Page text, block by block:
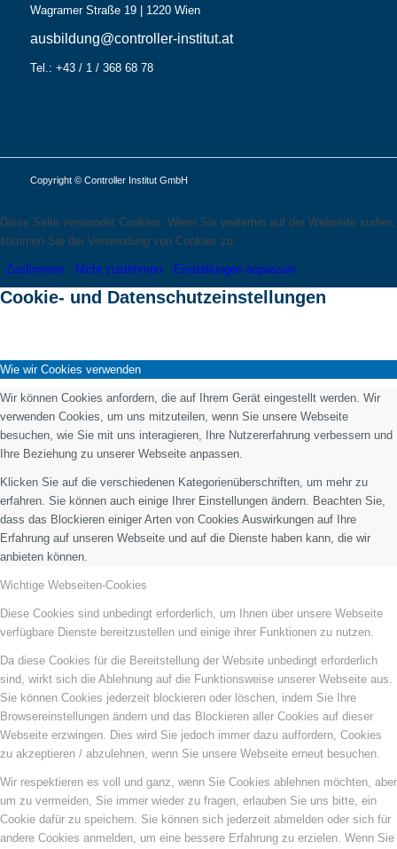
Wagramer Straße 19 | 1220 Wien
ausbildung@controller-institut.at
Tel.: +43 / 1 / 368 68 78
Copyright © Controller Institut GmbH
Diese Seite verwendet Cookies. Wenn Sie weiterhin auf der Webseite surfen,
stimmen Sie der Verwendung von Cookies zu.
Zustimmen Nicht zustimmen Einstellungen anpassen
Cookie- und Datenschutzeinstellungen
Wie wir Cookies verwenden
Wir können Cookies anfordern, die auf Ihrem Gerät eingestellt werden. Wir
verwenden Cookies, um uns mitzuteilen, wenn Sie unsere Webseite
besuchen, wie Sie mit uns interagieren, Ihre Nutzererfahrung verbessern und
Ihre Beziehung zu unserer Webseite anpassen.
Klicken Sie auf die verschiedenen Kategorienüberschriften, um mehr zu
erfahren. Sie können auch einige Ihrer Einstellungen ändern. Beachten Sie,
dass das Blockieren einiger Arten von Cookies Auswirkungen auf Ihre
Erfahrung auf unseren Webseite und auf die Dienste haben kann, die wir
anbieten können.
Wichtige Webseiten-Cookies
Diese Cookies sind unbedingt erforderlich, um Ihnen über unsere Webseite
verfügbare Dienste bereitzustellen und einige ihrer Funktionen zu nutzen.
Da diese Cookies für die Bereitstellung der Website unbedingt erforderlich
sind, wirkt sich die Ablehnung auf die Funktionsweise unserer Webseite aus.
Sie können Cookies jederzeit blockieren oder löschen, indem Sie Ihre
Browsereinstellungen ändern und das Blockieren aller Cookies auf dieser
Webseite erzwingen. Dies wird Sie jedoch immer dazu auffordern, Cookies
zu akzeptieren / abzulehnen, wenn Sie unsere Webseite erneut besuchen.
Wir respektieren es voll und ganz, wenn Sie Cookies ablehnen möchten, aber
um zu vermeiden, Sie immer wieder zu fragen, erlauben Sie uns bitte, ein
Cookie dafür zu speichern. Sie können sich jederzeit abmelden oder sich für
andere Cookies anmelden, um eine bessere Erfahrung zu erzielen. Wenn Sie